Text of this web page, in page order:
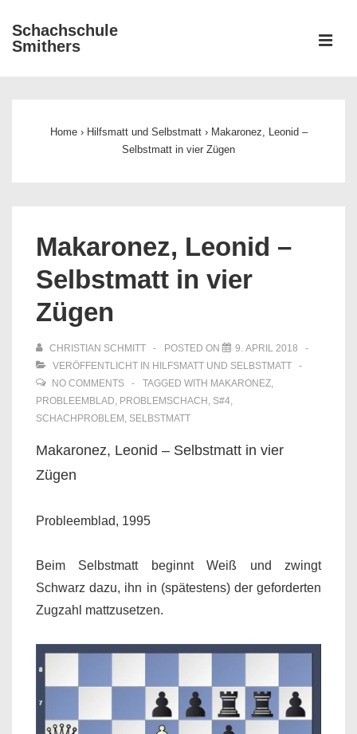
Zum
Inhalt
Schachschule
Smithers
Home › Hilfsmatt und Selbstmatt › Makaronez, Leonid –
Selbstmatt in vier Zügen
Makaronez, Leonid –
Selbstmatt in vier
Zügen
CHRISTIAN SCHMITT POSTED ON
9. APRIL 2018
VERÖFFENTLICHT IN HILFSMATT UND SELBSTMATT
NO COMMENTS
TAGGED WITH MAKARONEZ,
PROBLEEMBLAD, PROBLEMSCHACH , S#4,
SCHACHPROBLEM , SELBSTMATT
Makaronez, Leonid – Selbstmatt in vier
Zügen
Probleemblad, 1995
Beim Selbstmatt beginnt Weiß und zwingt
Schwarz dazu, ihn in (spätestens) der geforderten
Zugzahl mattzusetzen.